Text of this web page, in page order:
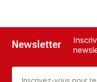
Newsletter